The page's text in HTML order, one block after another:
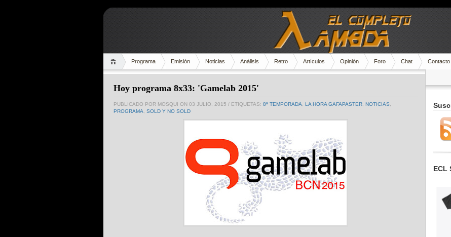
Programa Emisión Noticias Análisis Retro Artículos Opinión Foro Chat Contacto
Hoy programa 8x33: 'Gamelab 2015'
PUBLICADO POR MOSQUI ON 03 JULIO, 2015 / ETIQUETAS: 8ª TEMPORADA LA HORA GAFAPASTER NOTICIAS
PROGRAMA
SOLD Y NO SOLD
ECL